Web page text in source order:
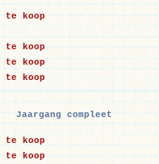
te koop
te koop
te koop
te koop
Jaargang compleet
te koop
te koop